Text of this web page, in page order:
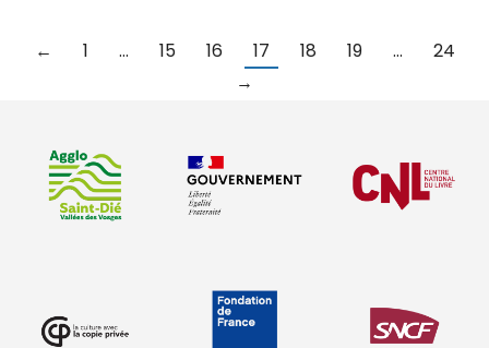
← 1 … 15 16 17 18 19 …
24
→